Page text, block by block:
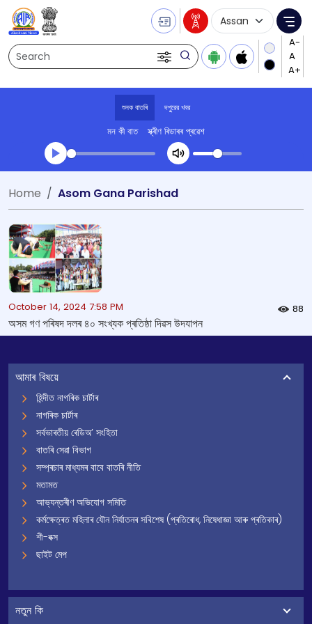
Search
Language
শুনক বাতৰি দপুুরের খবর
মন কী বাত স্ক্ৰীণ ৰিডাৰৰ প্ৰৱেশ
Transcript summary
খেলা অডিঅ' দপুুরের খবর
Home Asom Gana Parishad
October 14, 2024 7:58 PM 88
অসম গণ পৰিষদ দলৰ ৪০ সংখ্যক প্ৰতিষ্ঠা দিৱস উদযাপন
আমাৰ বিষয়ে
হিন্দীত নাগৰিক চাৰ্টাৰ
নাগৰিক চাৰ্টাৰ
সৰ্বভাৰতীয় ৰেডিঅ’ সংহিতা
বাতৰি সেৱা বিভাগ
সম্প্ৰচাৰ মাধ্যমৰ বাবে বাতৰি নীতি
মতামত
আভ্যন্তৰীণ অভিযোগ সমিতি
কৰ্মক্ষেত্ৰত মহিলাৰ যৌন নিৰ্যাতনৰ সবিশেষ (প্ৰতিৰোধ, নিষেধাজ্ঞা আৰু প্ৰতিকাৰ)
শী-বক্স
ছাইট মেপ
নতুন কি